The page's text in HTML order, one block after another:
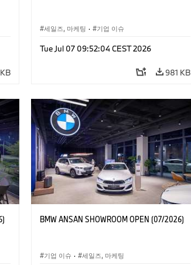
세일즈, 마케팅 · 기업 이슈
Tue Jul 07 09:52:04 CEST 2026
981 KB
BMW ANSAN SHOWROOM OPEN (07/2026)
기업 이슈 · 세일즈, 마케팅